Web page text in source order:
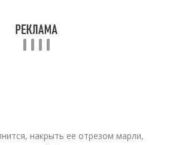
накрыть ее отрезом марли,